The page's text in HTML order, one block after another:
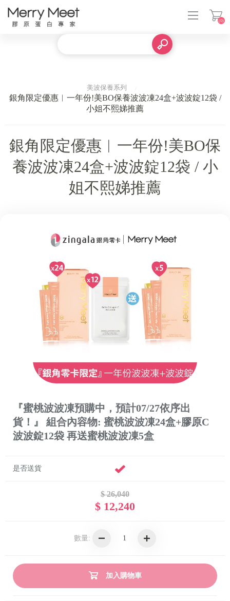
(0)
美波保養系列
銀角限定優惠︱一年份!美BO保養波波凍24盒+波波錠12袋 /
小姐不熙娣推薦
銀角限定優惠︱一年份!美BO保
養波波凍24盒+波波錠12袋 / 小
姐不熙娣推薦
『蜜桃波波凍預購中，預計07/27依序出
貨！』 組合內容物: 蜜桃波波凍24盒+膠原C
波波錠12袋 再送蜜桃波波凍5盒
是否送貨
$ 26,040
$ 12,240
數量:
加入購物車